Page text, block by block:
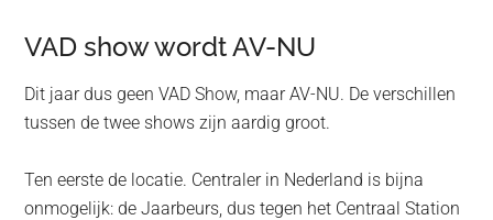
VAD show wordt AV-NU
Dit jaar dus geen VAD Show, maar AV-NU. De verschillen
tussen de twee shows zijn aardig groot.
Ten eerste de locatie. Centraler in Nederland is bijna
onmogelijk: de Jaarbeurs, dus tegen het Centraal Station